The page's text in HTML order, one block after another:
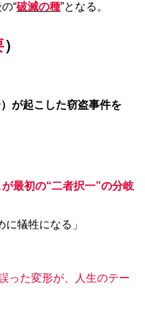
“破滅の種”となる。
）
が起こした窃盗事件を
最初の“二者択一”の分岐
に犠牲になる」
った変形が、人生のテー